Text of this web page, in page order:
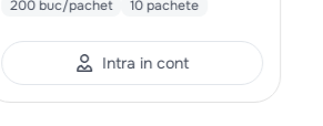
200 buc/pachet 10 pachete
Intra in cont